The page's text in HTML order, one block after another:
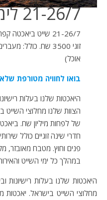
21-26/7 לימסול 3500 ₪
21-26/7 שייט
זוגי 3500 שח. כולל:
אוכל)
בואו לחוויה מטורפת
היאכטות שלנו בעלות
הצוות שלנו מחלוצי השייט
חדרי שינה זוגיים כולל
פנים וחוץ. מטבח מאובזר,
במהלך כל ימי השייט
היאכטות שלנו בעלות רישיונות וביטוחים בינלאומיים. אנשי הצוות שלנו
מחלוצי השייט בישראל. יאכטות